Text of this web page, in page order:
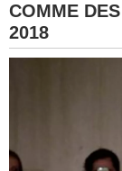
COMME
2018